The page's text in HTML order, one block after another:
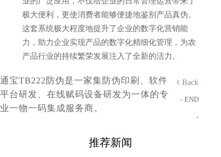
极大便利，更使消费者能够便捷地鉴别产品真伪。
这套系统极大程度地提升了企业的数字化营销能
力，助力企业实现产品的数字化精细化管理，为农
产品行业的持续繁荣发展注入了全新的活力。
通宝TB222防伪是一家集防伪印刷、软件
平台研发、在线赋码设备研发为一体的专
业一物一码集成服务商。
Back
- END
-
推荐新闻